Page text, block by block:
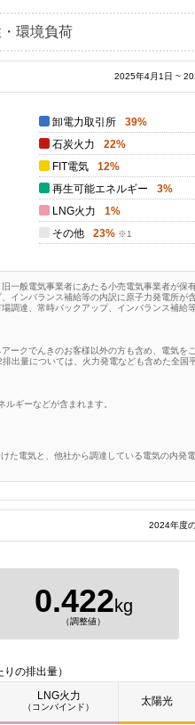
環境負荷
2025年4月1日 ~
卸電力取引所
39%
石炭火力
22%
FIT電気
12%
再生可能エネルギー
3%
LNG火力
1%
その他
23%
一般電気事業者にあたる小売電気事業者が保
インバランス補給等の内訳に原子力発電所が
調達、常時バックアップ、インバランス補給
ークでんきのお客様以外の方も含め、電気を
出量については、火力発電なども含めた全国
ギーなどが含まれます。
た電気と、他社から調達している電気の内発
2024年度
0.422kg
（調整値）
の排出量）
LNG火力
（コンバインド） 太陽光